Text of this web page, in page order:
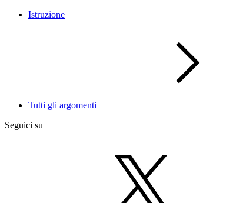
Istruzione
Tutti gli argomenti
Seguici su